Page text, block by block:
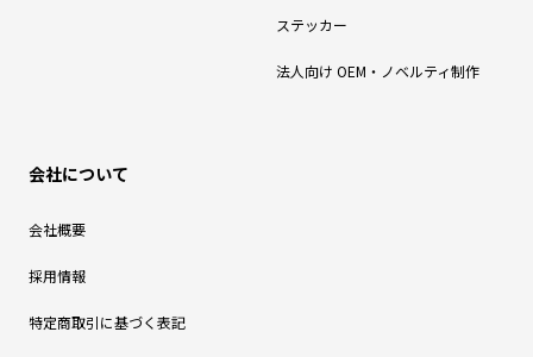
ステッカー
法人向け OEM・ノベルティ制作
会社について
会社概要
採用情報
特定商取引に基づく表記